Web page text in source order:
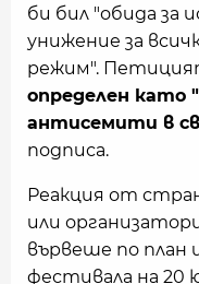
би бил "обида за
унижение за
режим".
определен като
антисемити в
подписа.
Реакция от
или
вървеше по план
фестивала на 20